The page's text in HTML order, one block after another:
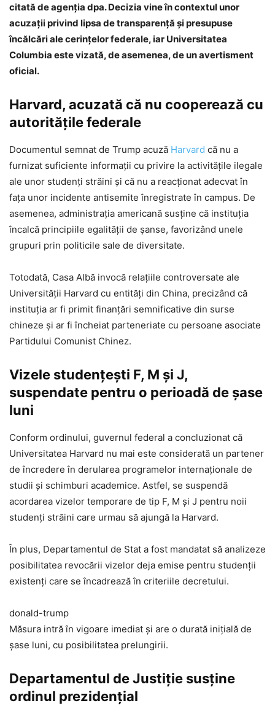
citată de agenția dpa. Decizia vine în contextul unor
acuzații privind lipsa de transparență și presupuse
încălcări ale cerințelor federale, iar Universitatea
Columbia este vizată, de asemenea, de un avertisment
oficial.
Harvard, acuzată că nu cooperează cu
autoritățile federale
Documentul semnat de Trump acuză Harvard că nu a
furnizat suficiente informații cu privire la activitățile ilegale
ale unor studenți străini și că nu a reacționat adecvat în
fața unor incidente antisemite înregistrate în campus. De
asemenea, administrația americană susține că instituția
încalcă principiile egalității de șanse, favorizând unele
grupuri prin politicile sale de diversitate.
Totodată, Casa Albă invocă relațiile controversate ale
Universității Harvard cu entități din China, precizând că
instituția ar fi primit finanțări semnificative din surse
chineze și ar fi încheiat parteneriate cu persoane asociate
Partidului Comunist Chinez.
Vizele studențești F, M și J,
suspendate pentru o perioadă de șase
luni
Conform ordinului, guvernul federal a concluzionat că
Universitatea Harvard nu mai este considerată un partener
de încredere în derularea programelor internaționale de
studii și schimburi academice. Astfel, se suspendă
acordarea vizelor temporare de tip F, M și J pentru noii
studenți străini care urmau să ajungă la Harvard.
În plus, Departamentul de Stat a fost mandatat să analizeze
posibilitatea revocării vizelor deja emise pentru studenții
existenți care se încadrează în criteriile decretului.
donald-trump
Măsura intră în vigoare imediat și are o durată inițială de
șase luni, cu posibilitatea prelungirii.
Departamentul de Justiție susține
ordinul prezidențial